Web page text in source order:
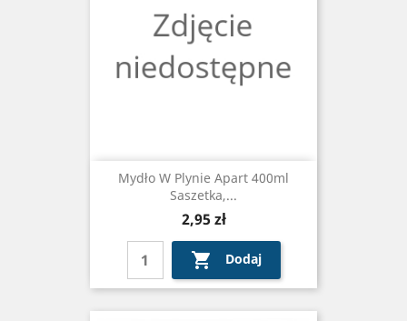
Mydło W Plynie Apart 400ml
Saszetka,...
Cena
2,95 zł
 Dodaj